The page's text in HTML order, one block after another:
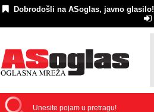
Dobrodošli na ASoglas, javno glasilo!